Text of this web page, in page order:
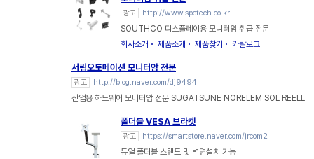
광고 http://www.spctech.co.kr
SOUTHCO 디스플레이용 모니터암 취급 전문
회사소개
제품소개 제품찾기 카탈로그
서림오토메이션 모니터암 전문
광고 http://blog.naver.com/dj9494
산업용 하드웨어 모니터암 전문 SUGATSUNE NORELEM SOL REELL
폴더블 VESA 브라켓
광고 https://smartstore.naver.com/jrcom2
듀얼 폴더블 스탠드 및 벽면설치 가능